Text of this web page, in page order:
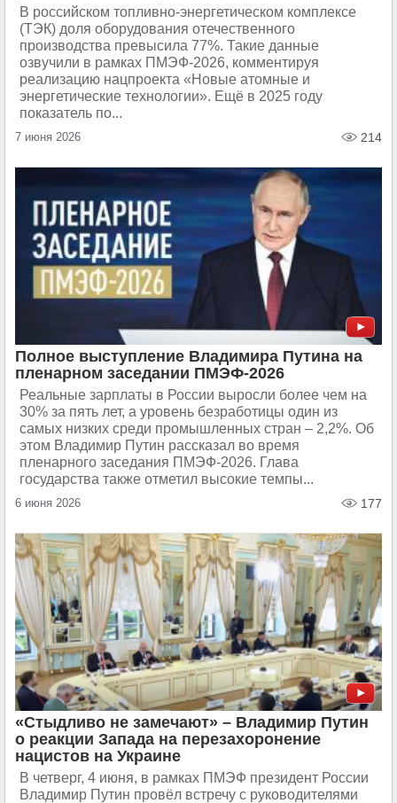
В российском топливно-энергетическом комплексе
(ТЭК) доля оборудования отечественного
производства превысила 77%. Такие данные
озвучили в рамках ПМЭФ-2026, комментируя
реализацию нацпроекта «Новые атомные и
энергетические технологии». Ещё в 2025 году
показатель по...
7 июня 2026 214
Полное выступление Владимира Путина на
пленарном заседании ПМЭФ-2026
Реальные зарплаты в России выросли более чем на
30% за пять лет, а уровень безработицы один из
самых низких среди промышленных стран – 2,2%. Об
этом Владимир Путин рассказал во время
пленарного заседания ПМЭФ-2026. Глава
государства также отметил высокие темпы...
6 июня 2026 177
«Стыдливо не замечают» – Владимир Путин
о реакции Запада на перезахоронение
нацистов на Украине
В четверг, 4 июня, в рамках ПМЭФ президент России
Владимир Путин провёл встречу с руководителями